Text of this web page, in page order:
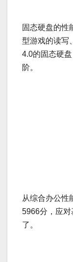
固态硬盘的性
型游戏的读写
4.0的固态硬
阶。
从综合办公性
5966分，应
了。